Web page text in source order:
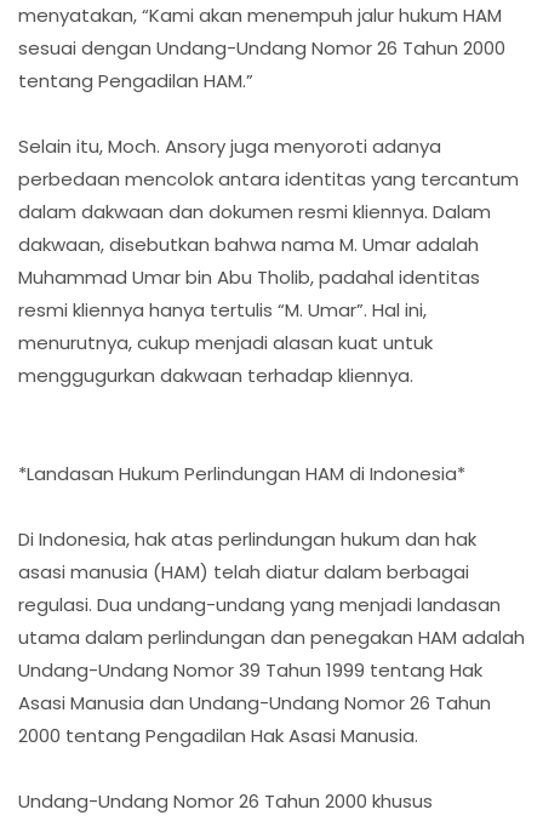
menyatakan, “Kami akan menempuh jalur hukum HAM
sesuai dengan Undang-Undang Nomor 26 Tahun 2000
tentang Pengadilan HAM.”
Selain itu, Moch. Ansory juga menyoroti adanya
perbedaan mencolok antara identitas yang tercantum
dalam dakwaan dan dokumen resmi kliennya. Dalam
dakwaan, disebutkan bahwa nama M. Umar adalah
Muhammad Umar bin Abu Tholib, padahal identitas
resmi kliennya hanya tertulis “M. Umar”. Hal ini,
menurutnya, cukup menjadi alasan kuat untuk
menggugurkan dakwaan terhadap kliennya.
*Landasan Hukum Perlindungan HAM di Indonesia*
Di Indonesia, hak atas perlindungan hukum dan hak
asasi manusia (HAM) telah diatur dalam berbagai
regulasi. Dua undang-undang yang menjadi landasan
utama dalam perlindungan dan penegakan HAM adalah
Undang-Undang Nomor 39 Tahun 1999 tentang Hak
Asasi Manusia dan Undang-Undang Nomor 26 Tahun
2000 tentang Pengadilan Hak Asasi Manusia.
Undang-Undang Nomor 26 Tahun 2000 khusus